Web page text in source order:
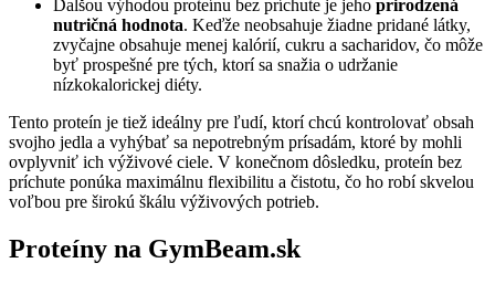
Ďalšou výhodou proteínu bez príchute je jeho prirodzená
nutričná hodnota. Keďže neobsahuje žiadne pridané látky,
zvyčajne obsahuje menej kalórií, cukru a sacharidov, čo môže
byť prospešné pre tých, ktorí sa snažia o udržanie
nízkokalorickej diéty.
Tento proteín je tiež ideálny pre ľudí, ktorí chcú kontrolovať obsah
svojho jedla a vyhýbať sa nepotrebným prísadám, ktoré by mohli
ovplyvniť ich výživové ciele. V konečnom dôsledku, proteín bez
príchute ponúka maximálnu flexibilitu a čistotu, čo ho robí skvelou
voľbou pre širokú škálu výživových potrieb.
Proteíny na GymBeam.sk